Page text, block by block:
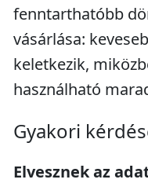
fenntarthatóbb
vásárlása:
keletkezik,
használható
Gyakori
Elvesznek az